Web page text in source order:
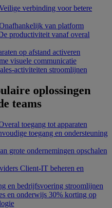
verbinding voor betere
van platform
productiviteit vanaf overal
op afstand activeren
visuele communicatie
activiteiten stroomlijnen
oplossingen
teams
toegang tot apparaten
toegang en ondersteuning
grote ondernemingen opschalen
Client-IT beheren en
en bedrijfsvoering stroomlijnen
en onderwijs 30% korting op